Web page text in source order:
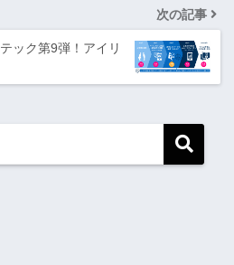
次の記事
ック第9弾！アイリ